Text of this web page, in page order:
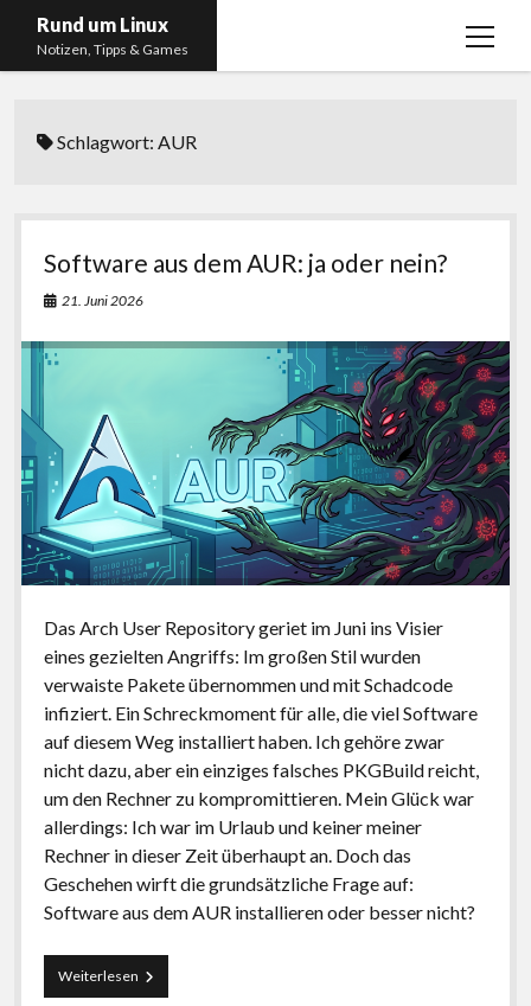
Rund um Linux
Notizen, Tipps & Games
Menü
Linux
Datenschutzerklärung
twitterinstagram twitch
Schlagwort:AUR
Software aus dem AUR: ja oder nein?
21. Juni 2026
Das Arch User Repository geriet im Juni ins Visier
eines gezielten Angriffs: Im großen Stil wurden
verwaiste Pakete übernommen und mit Schadcode
infiziert. Ein Schreckmoment für alle, die viel Software
auf diesem Weg installiert haben. Ich gehöre zwar
nicht dazu, aber ein einziges falsches PKGBuild reicht,
um den Rechner zu kompromittieren. Mein Glück war
allerdings: Ich war im Urlaub und keiner meiner
Rechner in dieser Zeit überhaupt an. Doch das
Geschehen wirft die grundsätzliche Frage auf:
Software aus dem AUR installieren oder besser nicht?
WeiterlesenSoftware
aus